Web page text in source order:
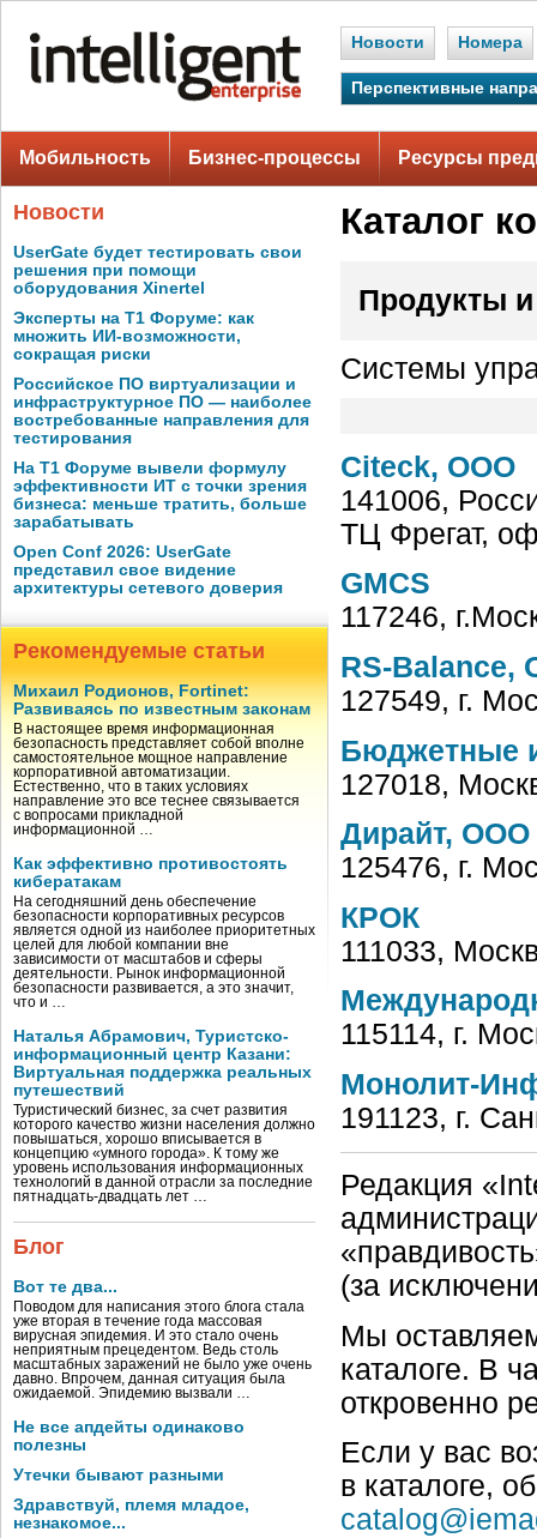
Новости Номера
Перспективные
Мобильность Бизнес-процессы Ресурсы
Новости
UserGate будет тестировать свои
решения при помощи
оборудования Xinertel
Эксперты на Т1 Форуме: как
множить ИИ-возможности,
сокращая риски
Российское ПО виртуализации и
инфраструктурное ПО — наиболее
востребованные направления для
тестирования
На Т1 Форуме вывели формулу
эффективности ИТ с точки зрения
бизнеса: меньше тратить, больше
зарабатывать
Open Conf 2026: UserGate
представил свое видение
архитектуры сетевого доверия
Рекомендуемые статьи
Михаил Родионов, Fortinet:
Развиваясь по известным законам
В настоящее время информационная
безопасность представляет собой вполне
самостоятельное мощное направление
корпоративной автоматизации.
Естественно, что в таких условиях
направление это все теснее связывается
с вопросами прикладной
информационной …
Как эффективно противостоять
кибератакам
На сегодняшний день обеспечение
безопасности корпоративных ресурсов
является одной из наиболее приоритетных
целей для любой компании вне
зависимости от масштабов и сферы
деятельности. Рынок информационной
безопасности развивается, а это значит,
что и …
Наталья Абрамович, Туристско-
информационный центр Казани:
Виртуальная поддержка реальных
путешествий
Туристический бизнес, за счет развития
которого качество жизни населения должно
повышаться, хорошо вписывается в
концепцию «умного города». К тому же
уровень использования информационных
технологий в данной отрасли за последние
пятнадцать-двадцать лет …
Блог
Вот те два...
Поводом для написания этого блога стала
уже вторая в течение года массовая
вирусная эпидемия. И это стало очень
неприятным прецедентом. Ведь столь
масштабных заражений не было уже очень
давно. Впрочем, данная ситуация была
ожидаемой. Эпидемию вызвали …
Не все апдейты одинаково
полезны
Утечки бывают разными
Здравствуй, племя младое,
незнакомое...
Каталог
Продукты
Системы
Citeck, ООО
141006,
ТЦ Фрегат,
GMCS
117246,
RS-Balance,
127549, г.
Бюджетные
127018,
Дирайт, ООО
125476, г.
КРОК
111033,
115114, г.
Монолит-
191123, г.
Редакция
(за
Мы
каталоге. В
откровенно
Если у вас
в каталоге,